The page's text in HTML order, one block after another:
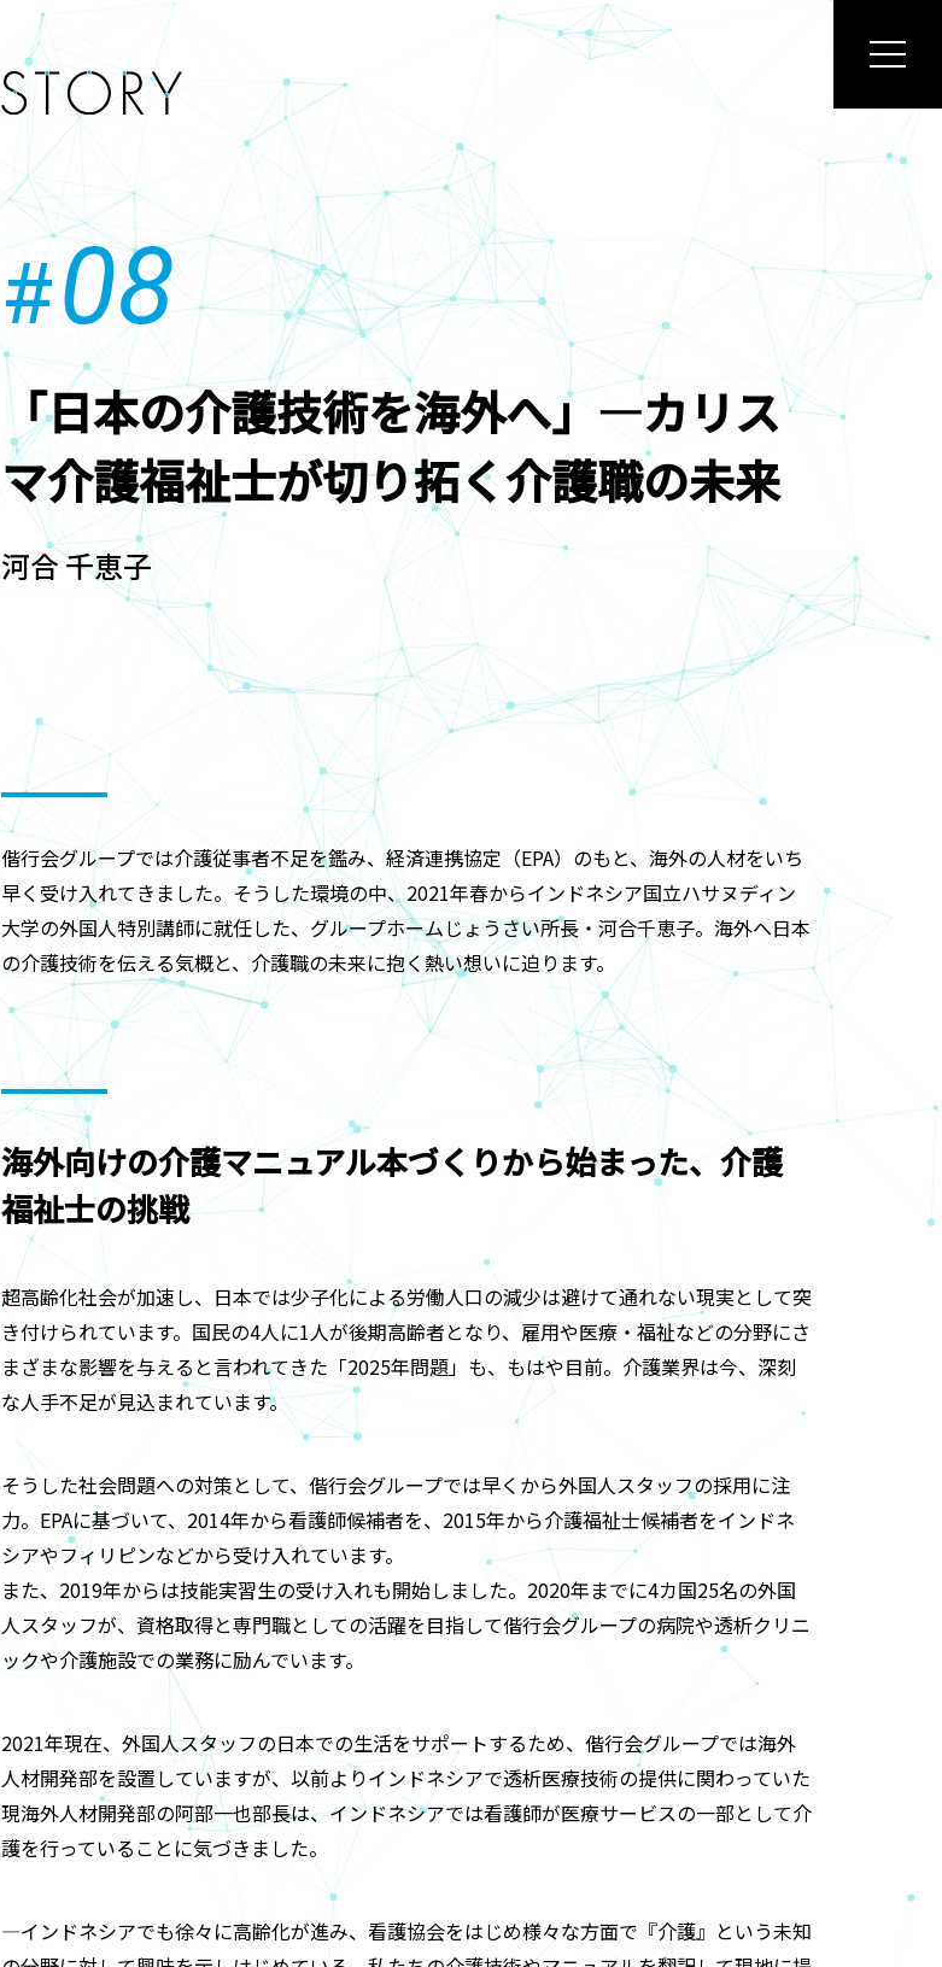
#08
「日本の介護技術を海外へ」―カリス
マ介護福祉士が切り拓く介護職の未来
河合 千恵子
偕行会グループでは介護従事者不足を鑑み、経済連携協定（EPA）のもと、海外の人材をいち
早く受け入れてきました。そうした環境の中、2021年春からインドネシア国立ハサヌディン
大学の外国人特別講師に就任した、グループホームじょうさい所長・河合千恵子。海外へ日本
の介護技術を伝える気概と、介護職の未来に抱く熱い想いに迫ります。
海外向けの介護マニュアル本づくりから始まった、介護
福祉士の挑戦
超高齢化社会が加速し、日本では少子化による労働人口の減少は避けて通れない現実として突
き付けられています。国民の4人に1人が後期高齢者となり、雇用や医療・福祉などの分野にさ
まざまな影響を与えると言われてきた「2025年問題」も、もはや目前。介護業界は今、深刻
な人手不足が見込まれています。
そうした社会問題への対策として、偕行会グループでは早くから外国人スタッフの採用に注
力。EPAに基づいて、2014年から看護師候補者を、2015年から介護福祉士候補者をインドネ
シアやフィリピンなどから受け入れています。
また、2019年からは技能実習生の受け入れも開始しました。2020年までに4カ国25名の外国
人スタッフが、資格取得と専門職としての活躍を目指して偕行会グループの病院や透析クリニ
ックや介護施設での業務に励んでいます。
2021年現在、外国人スタッフの日本での生活をサポートするため、偕行会グループでは海外
人材開発部を設置していますが、以前よりインドネシアで透析医療技術の提供に関わっていた
現海外人材開発部の阿部一也部長は、インドネシアでは看護師が医療サービスの一部として介
護を行っていることに気づきました。
―インドネシアでも徐々に高齢化が進み、看護協会をはじめ様々な方面で『介護』という未知
#06 #05